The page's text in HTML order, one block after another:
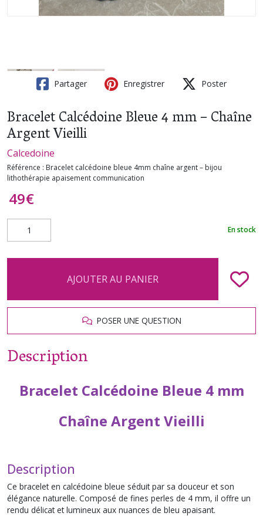
Partager Enregistrer Poster
Bracelet Calcédoine Bleue 4 mm – Chaîne
Argent Vieilli
Calcedoine
Référence : Bracelet calcédoine bleue 4mm chaîne argent – bijou
lithothérapie apaisement communication
49€
En stock
AJOUTER AU PANIER
POSER UNE QUESTION
Description
Bracelet Calcédoine Bleue 4 mm
Chaîne Argent Vieilli
Description
Ce bracelet en calcédoine bleue séduit par sa douceur et son
élégance naturelle. Composé de fines perles de 4 mm, il offre un
rendu délicat et lumineux aux nuances de bleu apaisant.